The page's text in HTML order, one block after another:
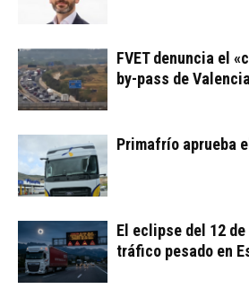
FVET denuncia el
by-pass de
Primafrío aprueba
El eclipse del 12
tráfico pesado en